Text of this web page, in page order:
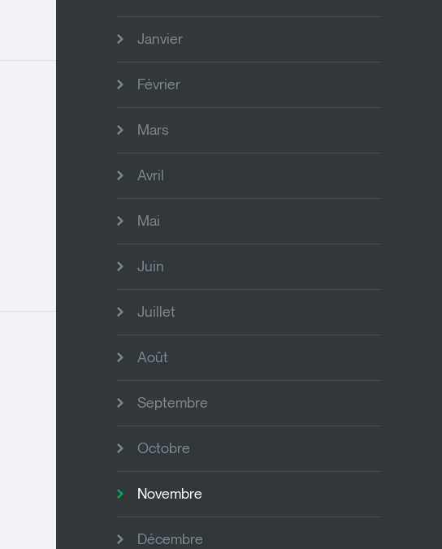
Janvier
Février
Mars
Avril
Mai
Juin
Juillet
Août
Septembre
Octobre
Novembre
Décembre